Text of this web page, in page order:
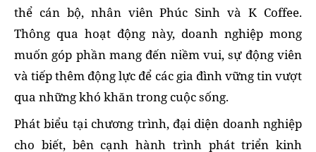
thể cán bộ, nhân viên Phúc Sinh và K Coffee.
Thông qua hoạt động này, doanh nghiệp mong
muốn góp phần mang đến niềm vui, sự động viên
và tiếp thêm động lực để các gia đình vững tin vượt
qua những khó khăn trong cuộc sống.
Phát biểu tại chương trình, đại diện doanh nghiệp
cho biết, bên cạnh hành trình phát triển kinh